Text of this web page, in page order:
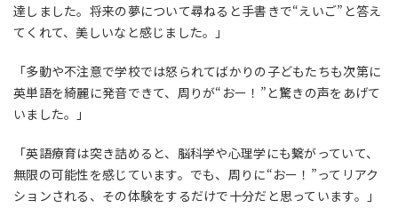
達しました。将来の夢について尋ねると手書きで“えいご”と答え
てくれて、美しいなと感じました。」
「多動や不注意で学校では怒られてばかりの子どもたちも次第に
英単語を綺麗に発音できて、周りが“おー！”と驚きの声をあげて
いました。」
「英語療育は突き詰めると、脳科学や心理学にも繋がっていて、
無限の可能性を感じています。でも、周りに“おー！”ってリアク
ションされる、その体験をするだけで十分だと思っています。」